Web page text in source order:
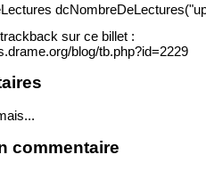
sur ce billet :
blog/tb.php?id=2229
commentaire